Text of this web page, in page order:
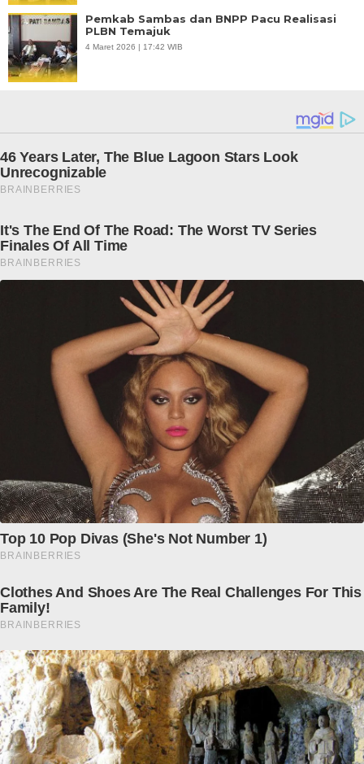
Pemkab Sambas dan BNPP Pacu Realisasi
PLBN Temajuk
4 Maret 2026 | 17:42 WIB